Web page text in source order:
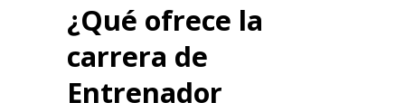
¿Qué ofrece la
carrera de
Entrenador